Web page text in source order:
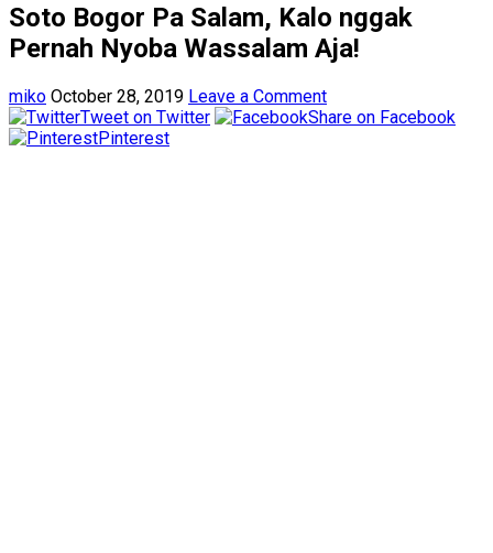
Soto Bogor Pa Salam, Kalo nggak
Pernah Nyoba Wassalam Aja!
miko October 28, 2019 Leave a Comment
Tweet on Twitter
Share on Facebook
Pinterest